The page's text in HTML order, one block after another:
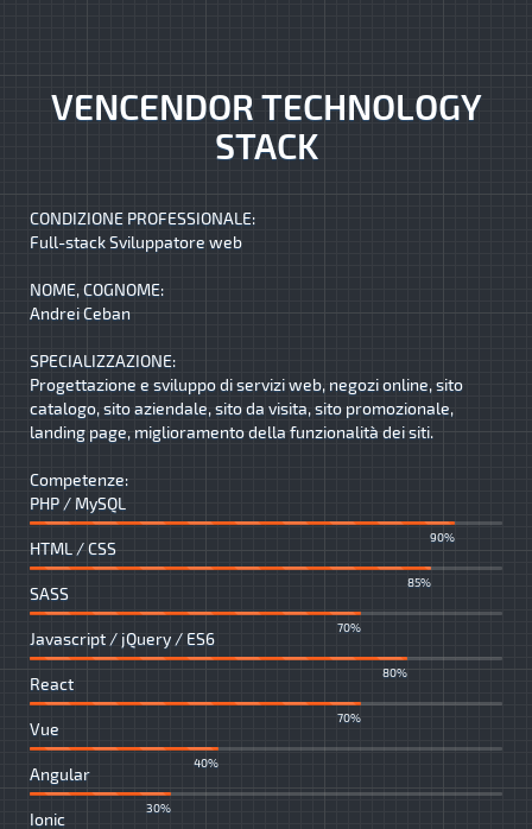
VENCENDOR TECHNOLOGY
STACK
CONDIZIONE PROFESSIONALE:
Full-stack Sviluppatore web
NOME, COGNOME:
Andrei Ceban
SPECIALIZZAZIONE:
Progettazione e sviluppo di servizi web, negozi online, sito
catalogo, sito aziendale, sito da visita, sito promozionale,
landing page, miglioramento della funzionalità dei siti.
Competenze:
PHP / MySQL
90%
HTML / CSS
85%
SASS
70%
Javascript / jQuery / ES6
80%
React
70%
Vue
40%
Angular
30%
Ionic